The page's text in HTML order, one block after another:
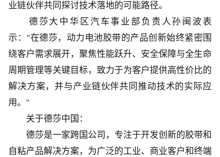
业链伙伴共同探讨技术落地的可能路径。
德莎大中华区汽车事业部负责人孙闽波表
示："在德莎，动力电池胶带的产品创新始终紧密围
绕客户需求展开，聚焦性能跃升、安全保障与全生命
周期管理等关键目标，致力于为客户提供高性价比的
解决方案，并与产业链伙伴共同推动技术的实际应
用。"
关于德莎中国：
德莎是一家跨国公司，专注于开发创新的胶带和
自粘产品解决方案，为广泛的工业、商业客户和终端